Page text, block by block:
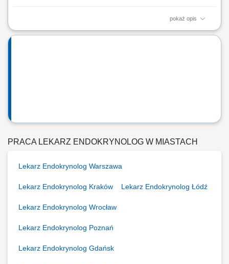
pokaż opis
Twoje zadania: opieka nad Pacjentem; dbałość o wysokie standardy
PRACA LEKARZ ENDOKRYNOLOG W MIASTACH
Lekarz Endokrynolog Warszawa
Lekarz Endokrynolog Kraków Lekarz Endokrynolog Łódź
Lekarz Endokrynolog Wrocław
Lekarz Endokrynolog Poznań
Lekarz Endokrynolog Gdańsk